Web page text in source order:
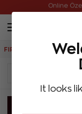
It looks
Online
FIRSATLAR Aynı